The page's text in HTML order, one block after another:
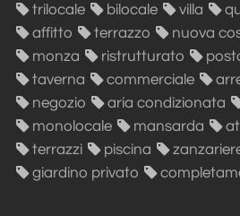
trilocale bilocale villa
affitto
terrazzo nuova
monza
ristrutturato
taverna
commerciale
negozio
aria condizionata
monolocale
mansarda
terrazzi
piscina
giardino privato